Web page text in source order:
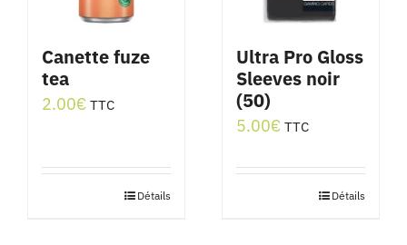
Canette fuze
tea
2.00€ TTC
Détails
Ultra Pro Gloss
Sleeves noir
(50)
5.00€ TTC
Détails